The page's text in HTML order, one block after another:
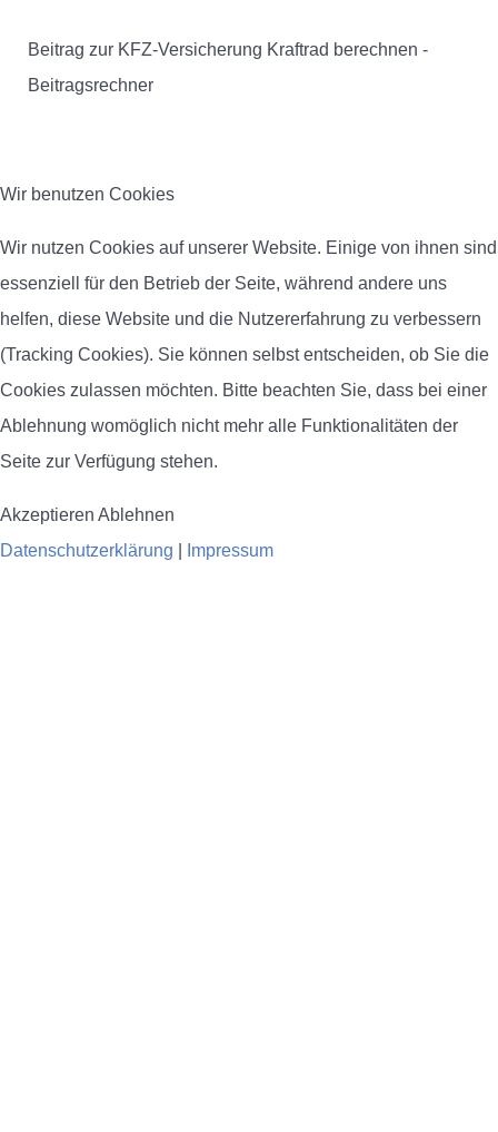
Beitrag zur KFZ-Versicherung Kraftrad berechnen -
Beitragsrechner
Wir benutzen Cookies
Wir nutzen Cookies auf unserer Website. Einige von ihnen sind
essenziell für den Betrieb der Seite, während andere uns
helfen, diese Website und die Nutzererfahrung zu verbessern
(Tracking Cookies). Sie können selbst entscheiden, ob Sie die
Cookies zulassen möchten. Bitte beachten Sie, dass bei einer
Ablehnung womöglich nicht mehr alle Funktionalitäten der
Seite zur Verfügung stehen.
Akzeptieren Ablehnen
Datenschutzerklärung
Impressum